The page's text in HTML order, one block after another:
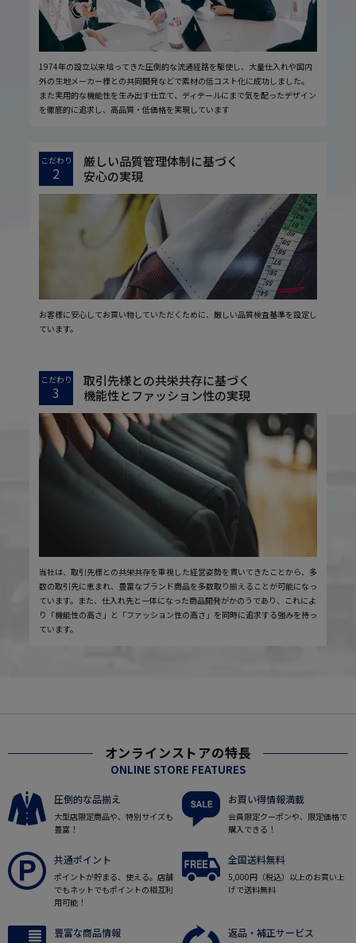
1974年の設立以来培ってきた圧倒的な流通経路を駆使し、大量仕入れや国内
外の生地メーカー様との共同開発などで素材の低コスト化に成功しました。
また実用的な機能性を生み出す仕立て、ディテールにまで気を配ったデザイン
を徹底的に追求し、高品質・低価格を実現しています
こだわり
2
厳しい品質管理体制に基づく
安心の実現
お客様に安心してお買い物していただくために、厳しい品質検査基準を設定し
ています。
こだわり
3
取引先様との共栄共存に基づく
機能性とファッション性の実現
当社は、取引先様との共栄共存を重視した経営姿勢を貫いてきたことから、多
数の取引先に恵まれ、豊富なブランド商品を多数取り揃えることが可能になっ
ています。また、仕入れ先と一体になった商品開発がかのうであり、これによ
り「機能性の高さ」と「ファッション性の高さ」を同時に追求する強みを持っ
ています。
オンラインストアの特長
ONLINE STORE FEATURES
圧倒的な品揃え
大型店限定商品や、特別サイズも
豊富！
お買い得情報満載
会員限定クーポンや、限定価格で
購入できる！
共通ポイント
ポイントが貯まる、使える。店舗
でもネットでもポイントの相互利
用可能！
全国送料無料
5,000円（税込）以上のお買い上
げで送料無料
豊富な商品情報 返品・補正サービス